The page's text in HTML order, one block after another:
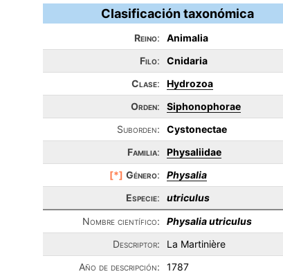
Clasificación taxonómica
Reino:
Animalia
Filo:
Cnidaria
Clase:
Hydrozoa
Orden:
Siphonophorae
Suborden:
Cystonectae
Familia:
Physaliidae
[*] Género:
Physalia
Especie:
utriculus
Nombre científico:
Physalia utriculus
Descriptor:
La Martinière
Año de descripción:
1787